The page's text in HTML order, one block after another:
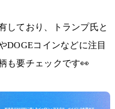
しており、トランプ氏と
DOGEコインなどに注目
も要チェックです👀